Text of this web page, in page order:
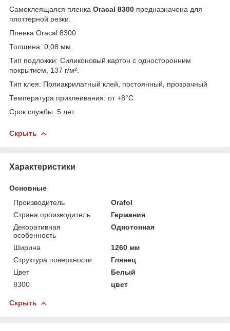
Самоклеящаяся пленка Oracal 8300 предназначена для
плоттерной резки.
Пленка Oracal 8300
Толщина: 0,08 мм
Тип подложки: Силиконовый картон с односторонним
покрытием, 137 г/м².
Тип клея: Полиакрилатный клей, постоянный, прозрачный
Температура приклеивания: от +8°C
Срок службы: 5 лет.
Скрыть
Характеристики
Основные
Производитель
Orafol
Страна производитель
Германия
Декоративная
особенность
Однотонная
Ширина
1260 мм
Структура поверхности
Глянец
Цвет
Белый
8300
цвет
Скрыть